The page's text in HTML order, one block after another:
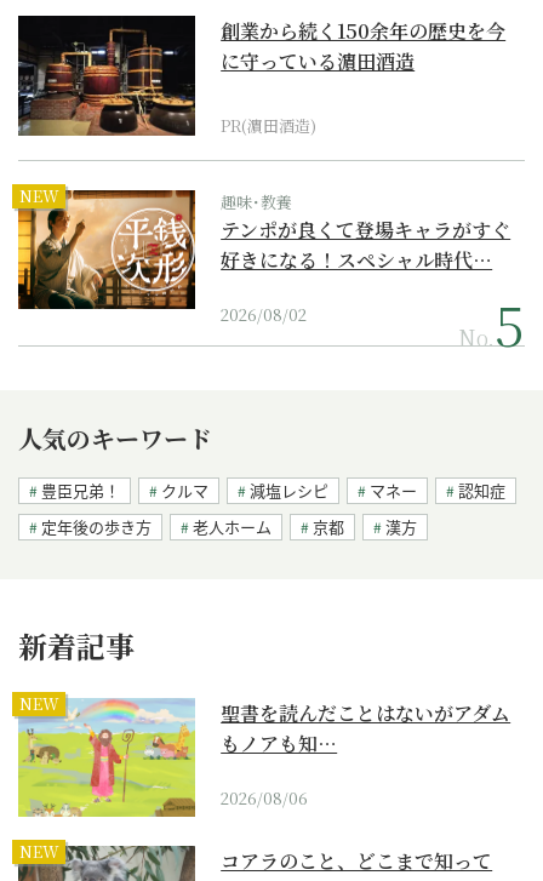
創業から続く150余年の歴史を今
に守っている濵田酒造
PR(濵田酒造)
NEW 趣味･教養
テンポが良くて登場キャラがすぐ
好きになる！スペシャル時代…
2026/08/02
No.
人気のキーワード
豊臣兄弟！ クルマ 減塩レシピ マネー
認知症
定年後の歩き方
老人ホーム 京都 漢方
新着記事
NEW
聖書を読んだことはないがアダム
もノアも知…
2026/08/06
NEW
コアラのこと、どこまで知って